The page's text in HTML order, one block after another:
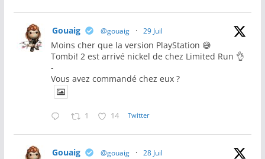
Gouaig @gouaig · 29 Juil
Moins cher que la version PlayStation 😅
Tombi! 2 est arrivé nickel de chez Limited Run 👌
-
Vous avez commandé chez eux ?
1 14 Twitter
Gouaig @gouaig · 28 Juil